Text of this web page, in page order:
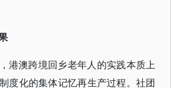
港澳跨境回乡老年人的实践本质上
度化的集体记忆再生产过程。社团